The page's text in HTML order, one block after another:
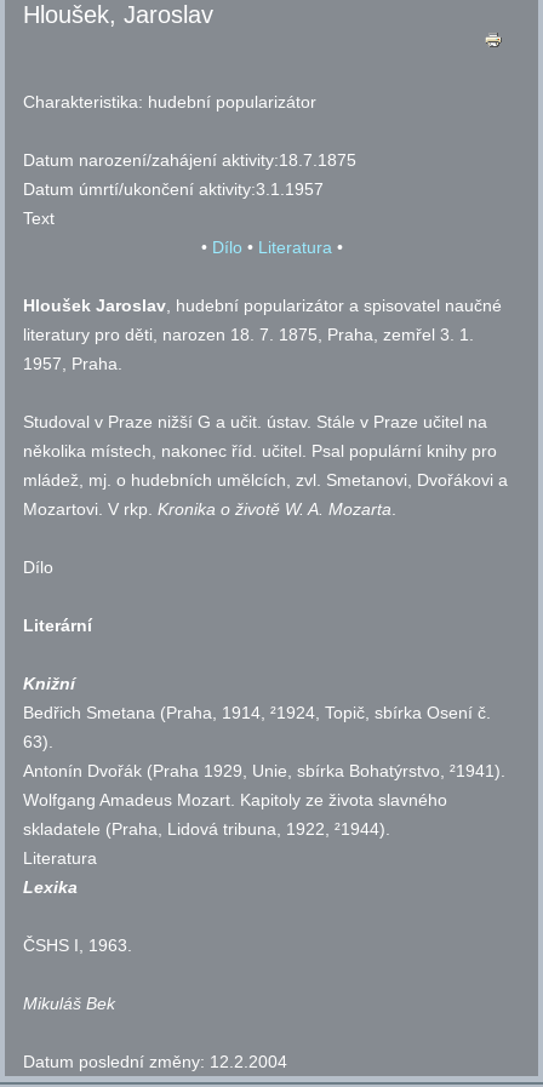
Hloušek, Jaroslav
Charakteristika: hudební popularizátor
Datum narození/zahájení aktivity:18.7.1875
Datum úmrtí/ukončení aktivity:3.1.1957
Text
• Dílo • Literatura•
Hloušek Jaroslav, hudební popularizátor a spisovatel naučné
literatury pro děti, narozen 18. 7. 1875, Praha, zemřel 3. 1.
1957, Praha.
Studoval v Praze nižší G a učit. ústav. Stále v Praze učitel na
několika místech, nakonec říd. učitel. Psal populární knihy pro
mládež, mj. o hudebních umělcích,zvl. Smetanovi, Dvořákovi a
Mozartovi. V rkp. Kronika o životě W. A. Mozarta.
Dílo
Literární
Knižní
Bedřich Smetana (Praha, 1914, ²1924, Topič, sbírka Oseníč.
63).
Antonín Dvořák (Praha 1929, Unie, sbírka Bohatýrstvo, ²1941).
Wolfgang Amadeus Mozart. Kapitoly ze života slavného
skladatele (Praha, Lidová tribuna, 1922, ²1944).
Literatura
Lexika
ČSHS I, 1963.
Mikuláš Bek
Datum poslední změny: 12.2.2004